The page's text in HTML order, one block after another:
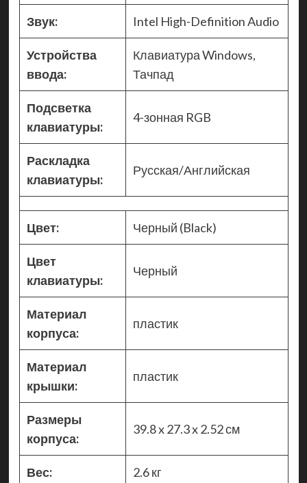
Звук: Intel High-Definition Audio
Устройства
ввода:
Клавиатура Windows,
Тачпад
Подсветка
клавиатуры:
4-зонная RGB
Раскладка
клавиатуры:
Русская/Английская
Цвет: Черный (Black)
Цвет
клавиатуры:
Черный
Материал
корпуса:
пластик
Материал
крышки:
пластик
Размеры
корпуса:
39.8 x 27.3 x 2.52 см
Вес: 2.6 кг